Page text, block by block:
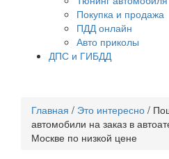
Покупка и продажа
ПДД онлайн
Авто приколы
ДПС и ГИБДД
Главная / Это интересно /
автомобили на заказ в
Москве по низкой цене